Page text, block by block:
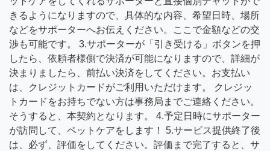
きるようになりますので、具体的な内容、希望日時、場所
などをサポーターへお伝えください。ここで金額などの交
渉も可能です。 3.サポーターが「引き受ける」ボタンを押
したら、依頼者様側で決済が可能になりますので、詳細が
決まりましたら、前払い決済をしてください。お支払い
は、クレジットカードがご利用いただけます。 クレジッ
トカードをお持ちでない方は事務局までご連絡ください。
そうすると、本契約となります。 4.予定日時にサポーター
が訪問して、ペットケアをします！ 5.サービス提供終了後
は、必ず、評価をしてください。評価まで完了すると、サ